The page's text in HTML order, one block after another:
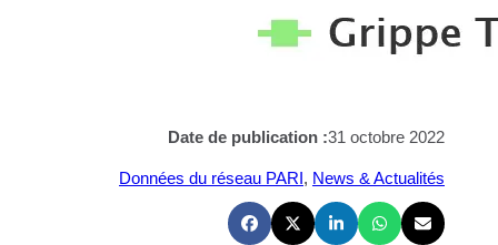
Date de publication :31 octobre 2022
Données du réseau PARI, News & Actualités